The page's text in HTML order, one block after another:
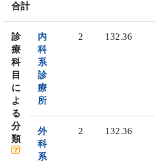
合計
診
療
科
目
に
よ
る
分
類
内
科
系
診
療
所
2 132.36
外
科
系
2 132.36